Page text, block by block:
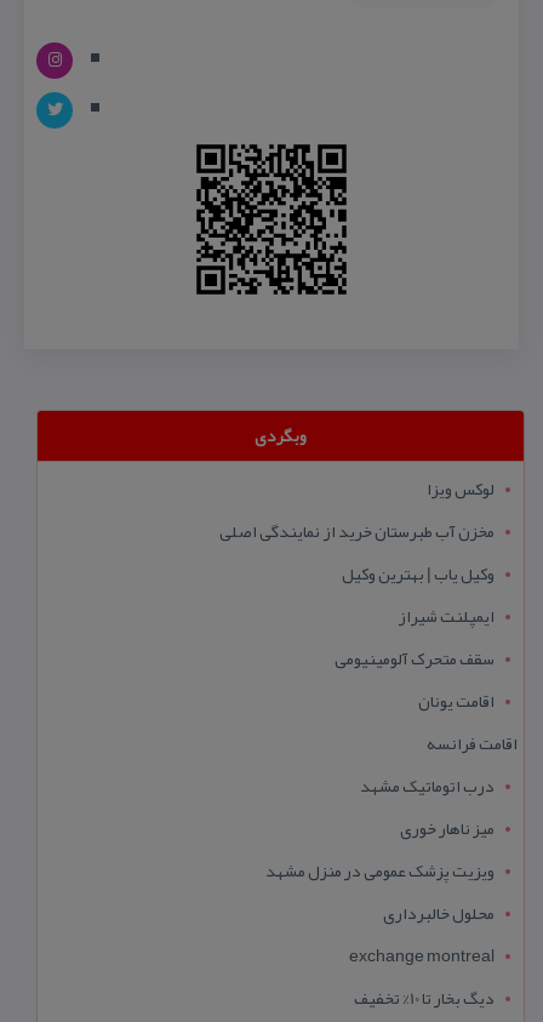
وبگردی
لوکس ویزا
مخزن آب طبرستان خرید از نمایندگی اصلی
وکیل یاب | بهترین وکیل
ایمپلنت شیراز
سقف متحرک آلومینیومی
اقامت یونان
اقامت فرانسه
درب اتوماتیک مشهد
میز ناهار خوری
ویزیت پزشک عمومی در منزل مشهد
محلول خالبرداری
exchange montreal
دیگ بخار تا 10% تخفیف